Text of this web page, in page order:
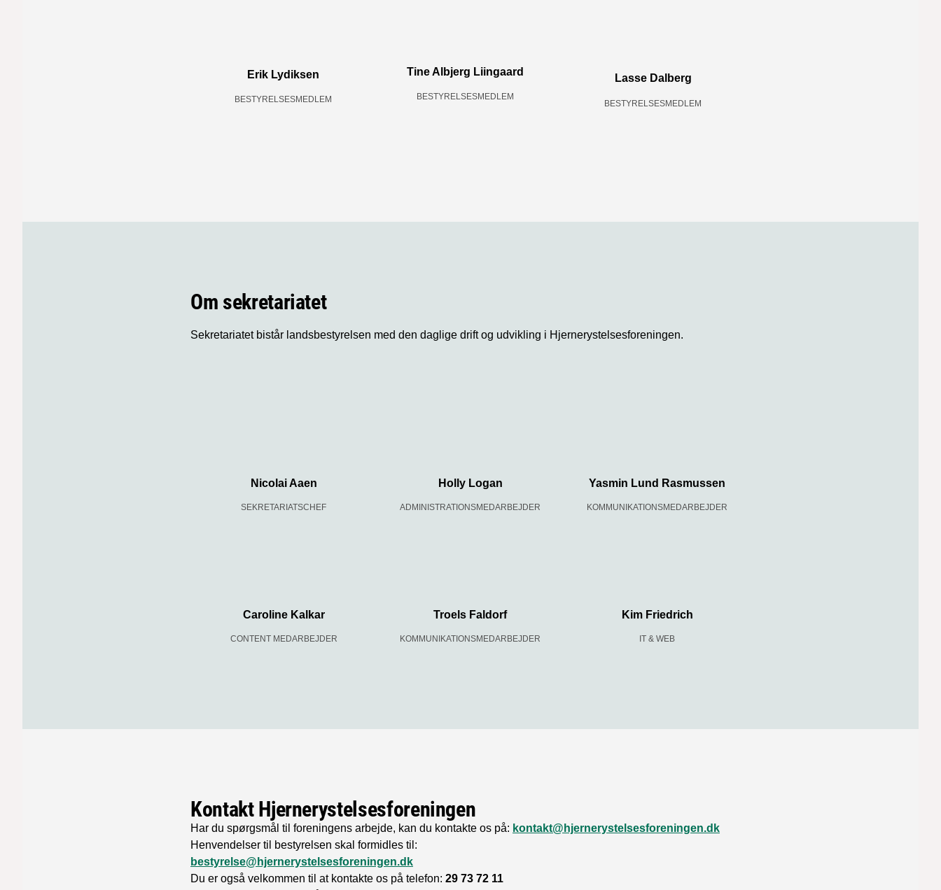
Erik Lydiksen
BESTYRELSESMEDLEM
Tine Albjerg Liingaard
BESTYRELSESMEDLEM
Lasse Dalberg
BESTYRELSESMEDLEM
Om sekretariatet
Sekretariatet bistår landsbestyrelsen med den daglige drift og udvikling i Hjernerystelsesforeningen.
Nicolai Aaen
SEKRETARIATSCHEF
Holly Logan
ADMINISTRATIONSMEDARBEJDER
Yasmin Lund Rasmussen
KOMMUNIKATIONSMEDARBEJDER
Caroline Kalkar
CONTENT MEDARBEJDER
Troels Faldorf
KOMMUNIKATIONSMEDARBEJDER
Kim Friedrich
IT & WEB
Kontakt Hjernerystelsesforeningen
Har du spørgsmål til foreningens arbejde, kan du kontakte os på: kontakt@hjernerystelsesforeningen.dk
Henvendelser til bestyrelsen skal formidles til:
bestyrelse@hjernerystelsesforeningen.dk
Du er også velkommen til at kontakte os på telefon: 29 73 72 11